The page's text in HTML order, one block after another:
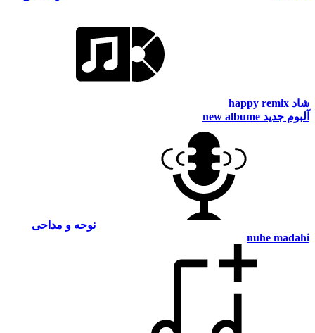
happy remix
جدید new albume
نوحه و مداحی
nuhe